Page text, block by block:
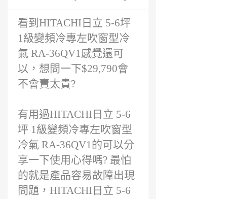
看到HITACHI日立 5-6坪
1級變頻冷專左吹窗型冷
氣 RA-36QV1感覺還可
以，想問一下$29,790會
不會賣太貴?
有用過HITACHI日立 5-6
坪 1級變頻冷專左吹窗型
冷氣 RA-36QV1的可以分
享一下使用心得嗎? 最怕
的就是產品容易故障出現
問題，HITACHI日立 5-6